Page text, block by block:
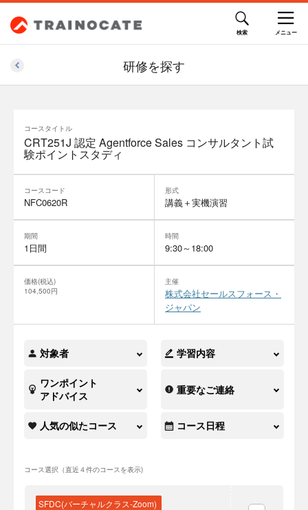
研修を探す
コースタイトル
CRT251J 認定 Agentforce Sales コンサルタント試
験ポイントスタディ
コースコード
NFC0620R
形式
講義＋実機演習
期間
1日間
時間
9:30～18:00
価格(税込)
104,500円
主催
株式会社セールスフォース・
ジャパン
対象者 学習内容
ワンポイント
アドバイス
重要なご連絡
人気の似たコース コース日程
コース選択（直近４件のコースを表示)
SFDC(バーチャルクラス-Zoom)